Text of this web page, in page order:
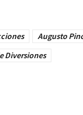
Augusto
Diversiones